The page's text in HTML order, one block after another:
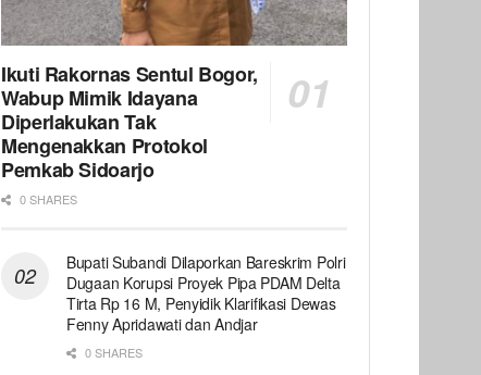
Ikuti Rakornas Sentul Bogor,
Wabup Mimik Idayana
Diperlakukan Tak
Mengenakkan Protokol
Pemkab Sidoarjo
0 SHARES
Bupati Subandi Dilaporkan Bareskrim Polri
Dugaan Korupsi Proyek Pipa PDAM Delta
Tirta Rp 16 M, Penyidik Klarifikasi Dewas
Fenny Apridawati dan Andjar
0 SHARES